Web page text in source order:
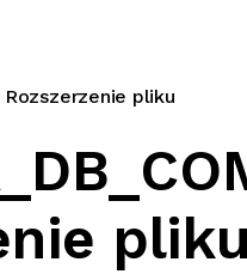
Rozszerzenie pliku